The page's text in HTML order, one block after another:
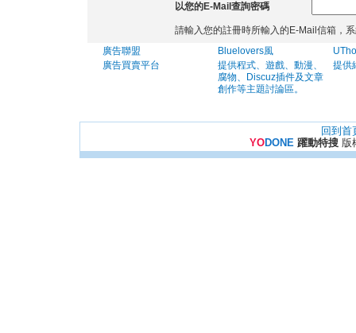
以您的E-Mail查詢密碼
請輸入您的註冊時所輸入的E-Mail信箱，
廣告聯盟
廣告買賣平台
Bluelovers風
提供程式、遊戲、動漫、
腐物、Discuz插件及文章
創作等主題討論區。
提供
回到首
YODONE 躍動特搜版